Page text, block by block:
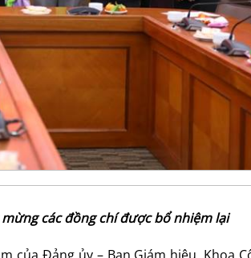
mừng các đồng chí được bổ nhiệm lại